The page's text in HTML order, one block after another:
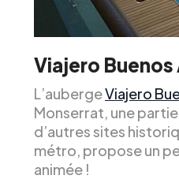
Viajero
L’aubergeViajero
Monserrat, une
d’autres sites
métro, propose un
animée !